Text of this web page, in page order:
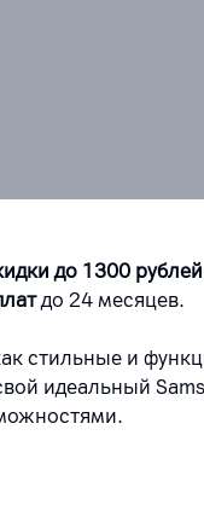
до 1300 рублей
до 24 месяцев.
стильные и
идеальный